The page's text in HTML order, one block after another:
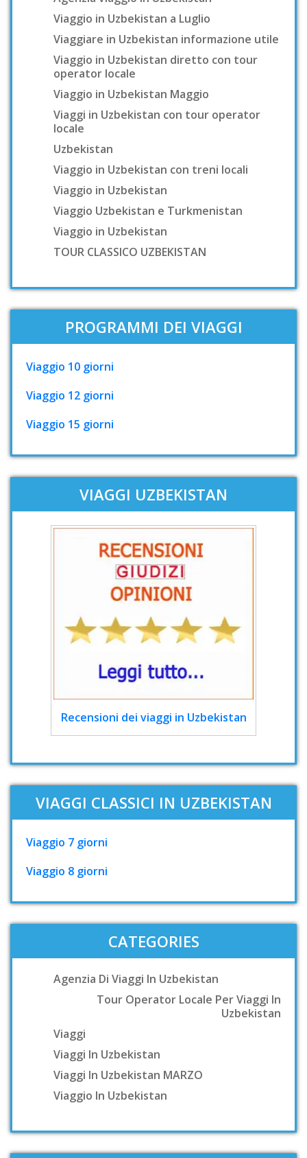
Viaggio in Uzbekistan a Luglio
Viaggiare in Uzbekistan informazione utile
Viaggio in Uzbekistan diretto con tour
operator locale
Viaggio in Uzbekistan Maggio
Viaggi in Uzbekistan con tour operator
locale
Uzbekistan
Viaggio in Uzbekistan con treni locali
Viaggio in Uzbekistan
Viaggio Uzbekistan e Turkmenistan
Viaggio in Uzbekistan
TOUR CLASSICO UZBEKISTAN
PROGRAMMI DEI VIAGGI
Viaggio 10 giorni
Viaggio 12 giorni
Viaggio 15 giorni
VIAGGI UZBEKISTAN
Recensioni dei viaggi in Uzbekistan
VIAGGI CLASSICI IN UZBEKISTAN
Viaggio 7 giorni
Viaggio 8 giorni
CATEGORIES
Agenzia Di Viaggi In Uzbekistan
Tour Operator Locale Per Viaggi In
Uzbekistan
Viaggi
Viaggi In Uzbekistan
Viaggi In Uzbekistan MARZO
Viaggio In Uzbekistan